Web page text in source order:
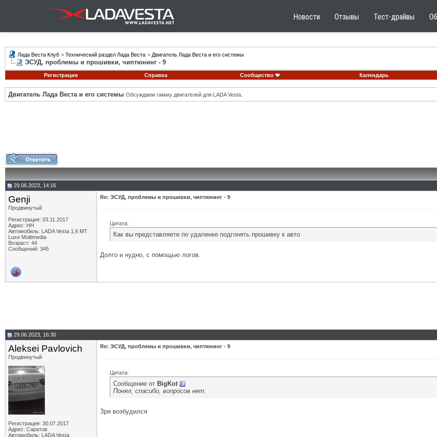
Новости Отзывы Тест-драйвы
Лада Веста Клуб > Технический раздел Лада Веста > Двигатель Лада Веста и его системы
ЭСУД, проблемы и прошивки, чиптюнинг - 9
Регистрация Справка Сообщество Календарь
Двигатель Лада Веста и его системы Обсуждаем гамму двигателей для LADA Vesta.
29.06.2023, 14:16
Genji
Продвинутый
Регистрация: 03.11.2017
Адрес: НН
Автомобиль: LADA Vesta 1,6 MT
Luxe Multimedia
Возраст: 44
Сообщений: 345
Re: ЭСУД, проблемы и прошивки, чиптюнинг - 9
Цитата:
Как вы представляете по удаленке подгонять прошивку к авто
Долго и нудно, с помощью логов.
29.06.2023, 16:30
Aleksei Pavlovich
Продвинутый
Регистрация: 30.07.2017
Адрес: Саратов
Автомобиль: LADA Vesta
Re: ЭСУД, проблемы и прошивки, чиптюнинг - 9
Цитата:
Сообщение от BigKot
Понял, спасибо, вопросов нет.
Зря возбудился